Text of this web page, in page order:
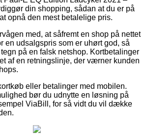
din shopping, sådan at du er på
opnå den mest betalelige pris.
med, at såfremt en shop på nettet
en udsalgspris som er uhørt god, så
på en falsk netshop. Kortbetalinger
af en retningslinje, der værner kunden
eller betalinger med mobilen.
bør du udnytte en løsning på
ViaBill, for så vidt du vil dække